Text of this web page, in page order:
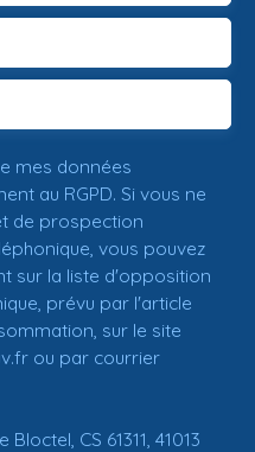
mes données
au RGPD. Si vous ne
de prospection
vous pouvez
sur la liste d'opposition
prévu par l'article
sur le site
ou par courrier
CS 61311, 41013